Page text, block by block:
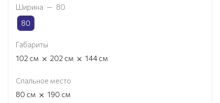
Ширина — 80
80
Габариты
102 см × 202 см × 144 см
Спальное место
80 см × 190 см